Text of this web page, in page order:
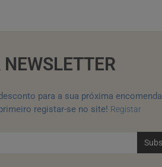
para a sua próxima
registar-se no site! Registar